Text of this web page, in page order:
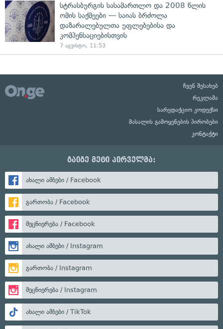
სტრასბურგის სასამართლო და 2008 წლის
ომის საქმეები — საიას ბრძოლა
დაზარალებულთა უფლებებისა და
კომპენსაციებისთვის
7 აგვისტო, 11:53
ჩვენ შესახებ
რეკლამა
სარედაქციო კოდექსი
მასალის გამოყენების პირობები
კონტაქტი
გაიგე მეტი პირველმა:
ახალი ამბები / Facebook
გართობა / Facebook
მეცნიერება / Facebook
ახალი ამბები / Instagram
გართობა / Instagram
მეცნიერება / Instagram
ახალი ამბები / TikTok